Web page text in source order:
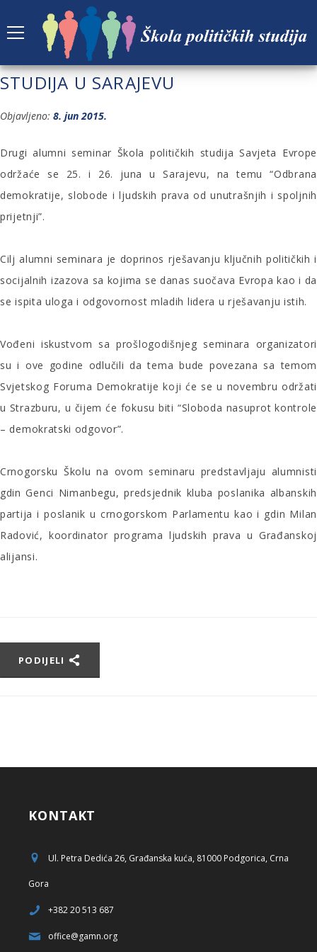
ALUMNI SEMINAR ŠKOLA POLITIČKIH
STUDIJA U SARAJEVU
Objavljeno: 8. jun 2015.
Drugi alumni seminar Škola političkih studija Savjeta Evrope
održaće se 25. i 26. juna u Sarajevu, na temu “Odbrana
demokratije, slobode i ljudskih prava od unutrašnjih i spoljnih
prijetnji”.
Cilj alumni seminara je doprinos rješavanju ključnih političkih i
socijalnih izazova sa kojima se danas suočava Evropa kao i da
se ispita uloga i odgovornost mladih lidera u rješavanju istih.
Vođeni iskustvom sa prošlogodišnjeg seminara organizatori
su i ove godine odlučili da tema bude povezana sa temom
Svjetskog Foruma Demokratije koji će se u novembru održati
u Strazburu, u čijem će fokusu biti “Sloboda nasuprot kontrole
– demokratski odgovor”.
Crnogorsku Školu na ovom seminaru predstavljaju alumnisti
gdin Genci Nimanbegu, predsjednik kluba poslanika albanskih
partija i poslanik u crnogorskom Parlamentu kao i gdin Milan
Radović, koordinator programa ljudskih prava u Građanskoj
alijansi.
PODIJELI
KONTAKT
Ul. Petra Dedića 26, Građanska kuća, 81000 Podgorica, Crna
Gora
+382 20 513 687
office@gamn.org